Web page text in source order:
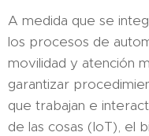
A medida que se
los procesos de
movilidad y atención
garantizar
que trabajan e
de las cosas (IoT), el